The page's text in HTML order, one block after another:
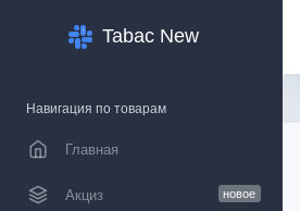
Tabac New
Навигация по товарам
Главная
Акциз новое